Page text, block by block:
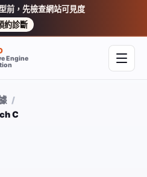
前，先檢查網站可見度
約診斷
Engine
開啟
Console 了：「平台資源」新功能